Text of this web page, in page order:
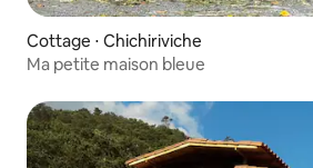
Cottage ⋅ Chichiriviche
Ma petite maison bleue